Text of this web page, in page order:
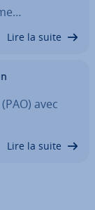
Lire la suite
avec
Lire la suite